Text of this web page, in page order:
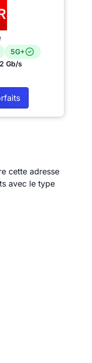
5G+
2 Gb/s
cette adresse
avec le type